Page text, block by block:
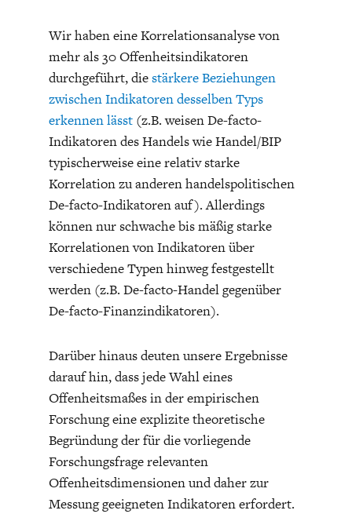
Wir haben eine Korrelationsanalyse von
mehr als 30 Offenheitsindikatoren
durchgeführt, diestärkere Beziehungen
zwischen Indikatoren desselben Typs
erkennen lässt(z.B. weisen De-facto-
Indikatoren des Handels wie Handel/BIP
typischerweise eine relativ starke
Korrelation zu anderen handelspolitischen
De-facto-Indikatoren auf). Allerdings
können nur schwache bis mäßig starke
Korrelationen von Indikatoren über
verschiedene Typen hinweg festgestellt
werden (z.B. De-facto-Handel gegenüber
De-facto-Finanzindikatoren).
Darüber hinaus deuten unsere Ergebnisse
darauf hin, dass jede Wahl eines
Offenheitsmaßes in der empirischen
Forschung eine explizite theoretische
Begründung der für die vorliegende
Forschungsfrage relevanten
Offenheitsdimensionen und daher zur
Messung geeigneten Indikatoren erfordert.